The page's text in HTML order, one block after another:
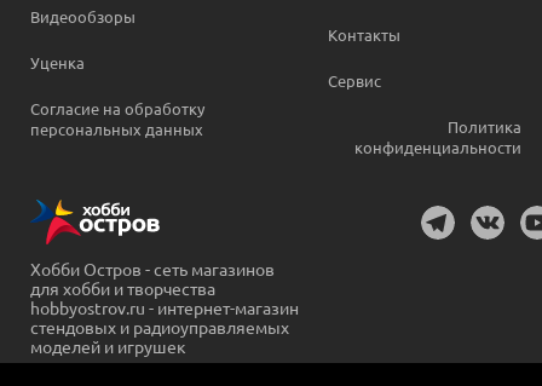
Видеообзоры
Уценка
Согласие на обработку
персональных данных
Контакты
Сервис
Политика
конфиденциальности
Хобби Остров - сеть магазинов
для хобби и творчества
hobbyostrov.ru - интернет-магазин
стендовых и радиоуправляемых
моделей и игрушек